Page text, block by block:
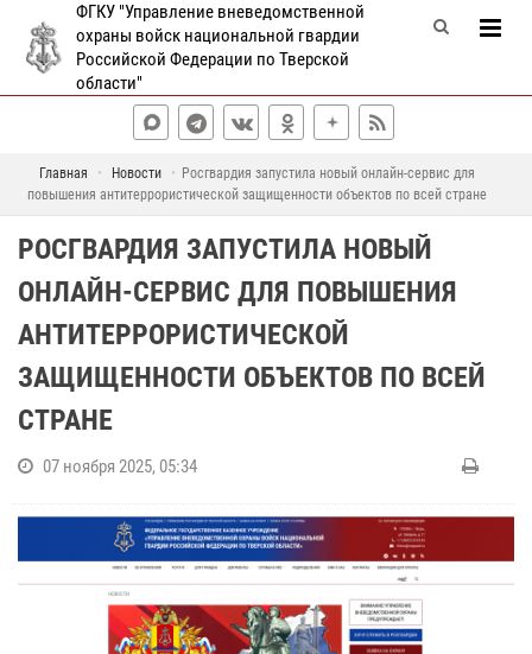
ФГКУ "Управление вневедомственной
охраны войск национальной гвардии
Российской Федерации по Тверской
области"
Главная Новости
Росгвардия запустила новый онлайн-сервис для
повышения антитеррористической защищенности объектов по всей стране
РОСГВАРДИЯ ЗАПУСТИЛА НОВЫЙ
ОНЛАЙН-СЕРВИС ДЛЯ ПОВЫШЕНИЯ
АНТИТЕРРОРИСТИЧЕСКОЙ
ЗАЩИЩЕННОСТИ ОБЪЕКТОВ ПО ВСЕЙ
СТРАНЕ
07 ноября 2025, 05:34